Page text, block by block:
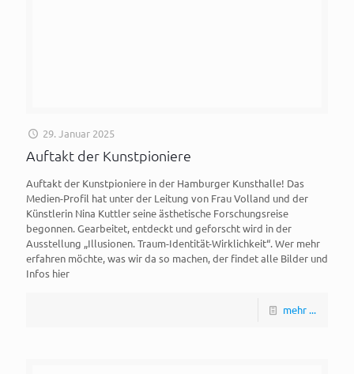
29. Januar 2025
Auftakt der Kunstpioniere
Auftakt der Kunstpioniere in der Hamburger Kunsthalle! Das
Medien-Profil hat unter der Leitung von Frau Volland und der
Künstlerin Nina Kuttler seine ästhetische Forschungsreise
begonnen. Gearbeitet, entdeckt und geforscht wird in der
Ausstellung „Illusionen. Traum-Identität-Wirklichkeit“. Wer mehr
erfahren möchte, was wir da so machen, der findet alle Bilder und
Infos hier
mehr ...